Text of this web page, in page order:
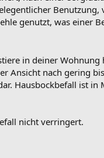
genutzt, was einer
in deiner
Ansicht nach gering
Hausbockbefall ist
nicht verringert.